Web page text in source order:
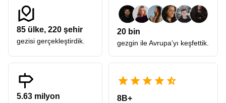
85 ülke, 220 şehir
gezisi gerçekleştirdik.
20 bin
gezgin ile Avrupa’yı keşfettik.
5.63 milyon 8B+